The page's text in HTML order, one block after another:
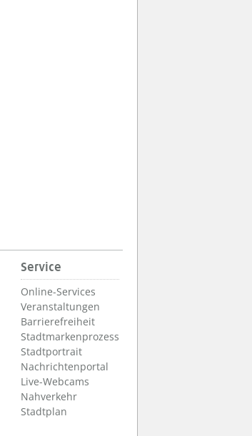
Service
Online-Services
Veranstaltungen
Barrierefreiheit
Stadtmarkenprozess
Stadtportrait
Nachrichtenportal
Live-Webcams
Nahverkehr
Stadtplan